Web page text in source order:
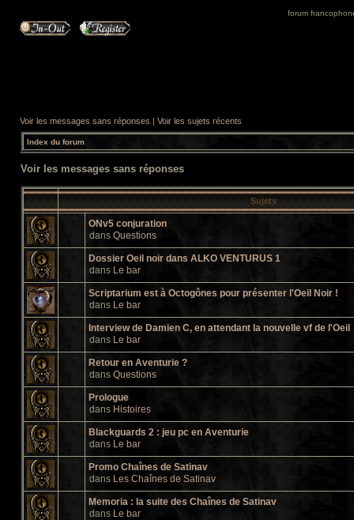
forum
Voir les messages sans réponses | Voir les sujets récents
Index du forum
Voir les messages sans réponses
Sujets
ONv5 conjuration
dans Questions
Dossier Oeil noir dans ALKO VENTURUS 1
dans Le bar
Scriptarium est à Octogônes pour présenter l'Oeil Noir !
dans Le bar
Interview de Damien C, en attendant la nouvelle vf de l'Oeil
dans Le bar
Retour en Aventurie ?
dans Questions
Prologue
dans Histoires
Blackguards 2 : jeu pc en Aventurie
dans Le bar
Promo Chaînes de Satinav
dans Les Chaînes de Satinav
Memoria : la suite des Chaînes de Satinav
dans Le bar